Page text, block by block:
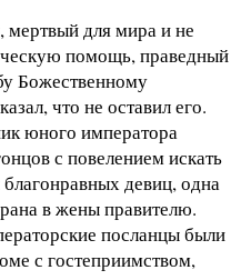
для мира и не
помощь, праведный
Божественному
что не оставил его.
юного императора
с повелением искать
девиц, одна
в жены правителю.
посланцы были
с гостеприимством,